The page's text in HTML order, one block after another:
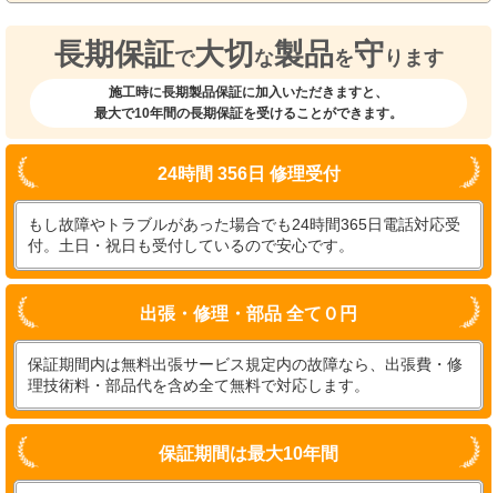
長期保証で大切 な製品を守 ります
施工時に長期製品保証に加入いただきますと、
最大で10年間の長期保証を受けることができます。
24時間 356日 修理受付
もし故障やトラブルがあった場合でも24時間365日電話対応受
付。土日・祝日も受付しているので安心です。
出張・修理・部品 全て０円
保証期間内は無料出張サービス規定内の故障なら、出張費・修
理技術料・部品代を含め全て無料で対応します。
保証期間は最大10年間